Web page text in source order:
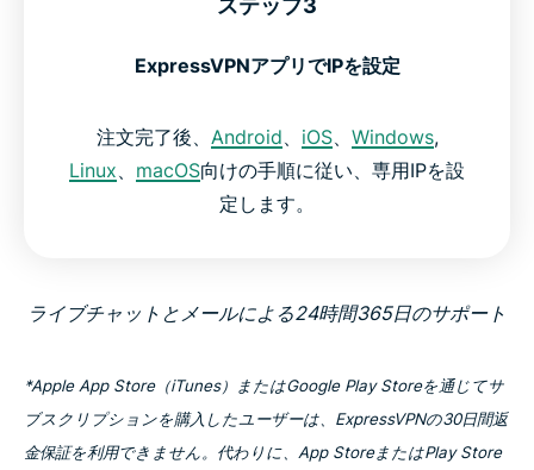
ステップ3
ExpressVPNアプリでIPを設定
注文完了後、 Android、 iOS、 Windows,
Linux、 macOS向けの手順に従い、専用IPを設
定します。
ライブチャットとメールによる24時間365日のサポート
*Apple App Store（iTunes）またはGoogle Play Storeを通じてサ
ブスクリプションを購入したユーザーは、ExpressVPNの30日間返
金保証を利用できません。代わりに、App StoreまたはPlay Store